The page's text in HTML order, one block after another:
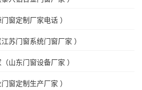
窗定制厂家电话 ）
苏门窗系统门窗厂家 ）
山东门窗设备厂家 ）
窗定制生产厂家 ）